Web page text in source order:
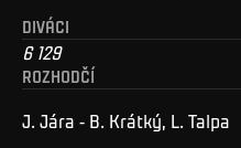
DIVÁCI
6 129
ROZHODČÍ
J. Jára - B. Krátký, L. Talpa